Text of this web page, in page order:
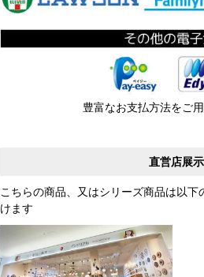
豊富なお支払方法をご
直営店展示
こちらの商品、又はシリーズ商品は以
けます